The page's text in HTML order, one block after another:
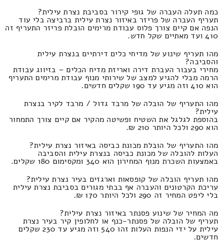
כמה תעלה העברה של גופי קירור בסביבת נצרת עילית?
תעריף העברה של פריזר באיזור נצרת עילית ברביצה בלי עוד
הנפה אם קיים צורך פלוס עבודת מרימים הובלת פריזר התעריף זה
410 ועד מאתיים שקל חדש.
מהו תעריף שינוע של מדיחי כלים דירתיים בנצרת עילית
והסביבה?
מחירי בעבור העברת דירה ואריזת מדיח הכלים – בזיווג עבודת
הרמה מבלי להגיע למצב של שירותי מנוף עבודת מרימים התעריף
הוא 410 וזה מגיע עד 190 שקלים חדשים.
מהו התעריף של הובלה של מרבד גדול / מרבד לקיר בנצרת
עילית?
בהוספת לגלגל את השטיח ופשיטה מהקיר אם קיים צורך התמחור
הוא 290 ולכל היותר 210 ₪.
מהו התעריף של הובלת מכונת כביסה באיזור נצרת עילית?
העלות להובלה של מכונת כביסה בנצרת עילית והסביבה
באמצעות השכרת מנוף המחירון הוא 340 ומקסימום 180 שקלים.
מהו תעריף הובלה של קופסאות וארגזים בעיר נצרת עילית?
עריכת הקרטונים והעברה אף בבתי מגורים בסביבת נצרת עילית
בלי ליפט המחיר זה 290 ולכל היותר 170 ₪.
מה המחיר של שינוע פסנתר באיזור נצרת עילית?
תעריף של הובלה של פסנתר-כנף או לחלופין קיר בעיר נצרת
עילית על ידי הנפות העלות זהו 540 וזה מגיע עד 230 שקלים
חדשים.